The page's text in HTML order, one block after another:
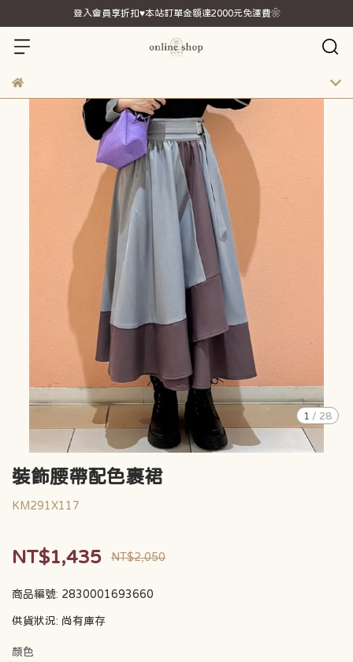
登入會員享折扣♥本站訂單金額達2000元免運費❀
1 / 28
裝飾腰帶配色裹裙
KM291X117
NT$1,435 NT$2,050
商品編號: 2830001693660
供貨狀況: 尚有庫存
顏色